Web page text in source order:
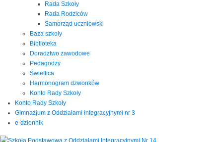
Rada Szkoły
Rada Rodziców
Samorząd uczniowski
Baza szkoły
Biblioteka
Doradztwo zawodowe
Pedagodzy
Świetlica
Harmonogram dzwonków
Konto Rady Szkoły
Konto Rady Szkoły
Gimnazjum z Oddziałami integracyjnymi nr 3
e-dziennik